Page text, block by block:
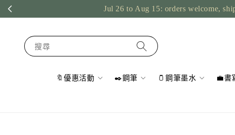
Jul 26 to Aug 15: orders welcome,
搜尋
🔖優惠活動 ✒️鋼筆 🫙鋼筆墨水 💼書